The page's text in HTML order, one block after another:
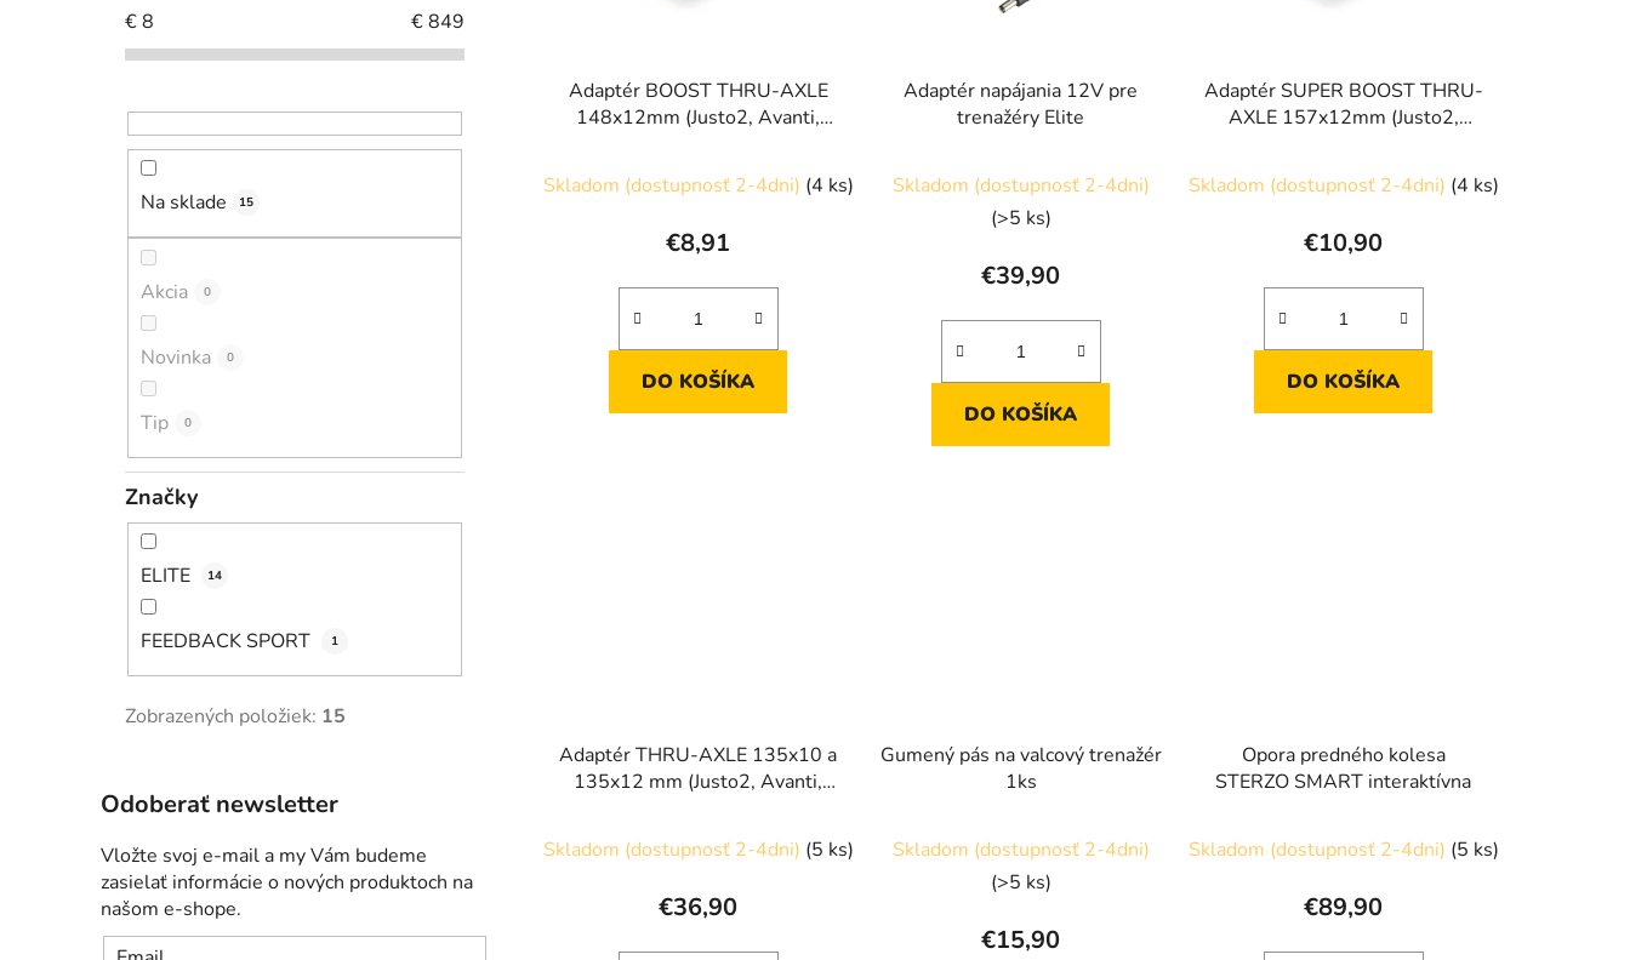
€8 €849
Na sklade 15
Akcia 0
Novinka 0
Tip 0
Značky
ELITE 14
FEEDBACK SPORT 1
Zobrazených položiek: 15
Odoberať newsletter
Vložte svoj e-mail a my Vám budeme
zasielať informácie o nových produktoch na
našom e-shope.
u
k
o
t
o
Adaptér BOOST THRU-AXLE
148x12mm (Justo2, Avanti,
Skladom (dostupnosť 2-4dni) (4 ks)
€8,91
DO KOŠÍKA
Adaptér napájania 12V pre
trenažéry Elite
Skladom (dostupnosť 2-4dni)
(>5 ks)
€39,90
DO KOŠÍKA
Adaptér SUPER BOOST THRU-
AXLE 157x12mm (Justo2,
Suito-T a Turno)
Skladom (dostupnosť 2-4dni) (4 ks)
€10,90
DO KOŠÍKA
Adaptér THRU-AXLE 135x10 a
135x12 mm (Justo2, Avanti,
Skladom (dostupnosť 2-4dni) (5 ks)
€36,90
Gumený pás na valcový trenažér
1ks
Skladom (dostupnosť 2-4dni)
(>5 ks)
€15,90
Opora predného kolesa
STERZO SMART interaktívna
Skladom (dostupnosť 2-4dni) (5 ks)
€89,90